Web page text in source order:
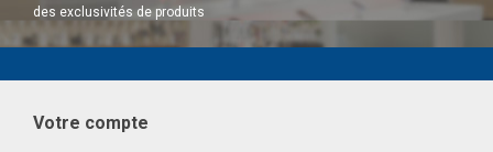
des exclusivités de produits
Votre compte